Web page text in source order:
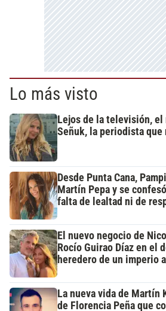
Lo más visto
Lejos de la televisión,
Señuk, la periodista que
Desde Punta Cana,
Martín Pepa y se
falta de lealtad ni de
El nuevo negocio de
Rocío Guirao Díaz en el
heredero de un imperio
La nueva vida de Martín
de Florencia Peña que